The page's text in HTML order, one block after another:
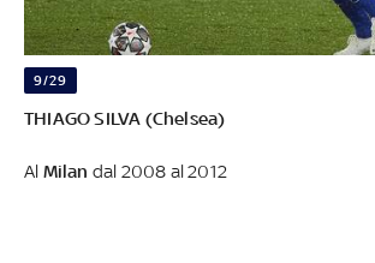
9/29
THIAGO SILVA (Chelsea)
Al Milan dal 2008 al 2012